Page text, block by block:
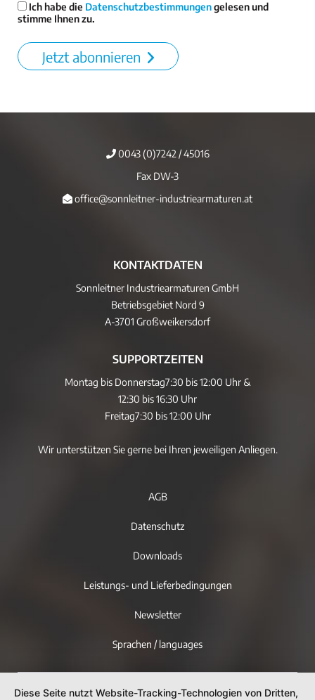
Ich habe die Datenschutzbestimmungengelesen und
stimme Ihnen zu.
Jetzt abonnieren
0043 (0)7242 / 45016
Fax DW-3
office@sonnleitner-industriearmaturen.at
KONTAKTDATEN
Sonnleitner Industriearmaturen GmbH
Betriebsgebiet Nord 9
A-3701 Großweikersdorf
SUPPORTZEITEN
Montag bis Donnerstag7:30 bis 12:00 Uhr &
12:30 bis 16:30 Uhr
Freitag7:30 bis 12:00 Uhr
Wir unterstützen Sie gerne bei Ihren jeweiligen Anliegen.
AGB
Datenschutz
Downloads
Leistungs- und Lieferbedingungen
Newsletter
Sprachen / languages
Diese Seite nutzt Website-Tracking-Technologien von Dritten,